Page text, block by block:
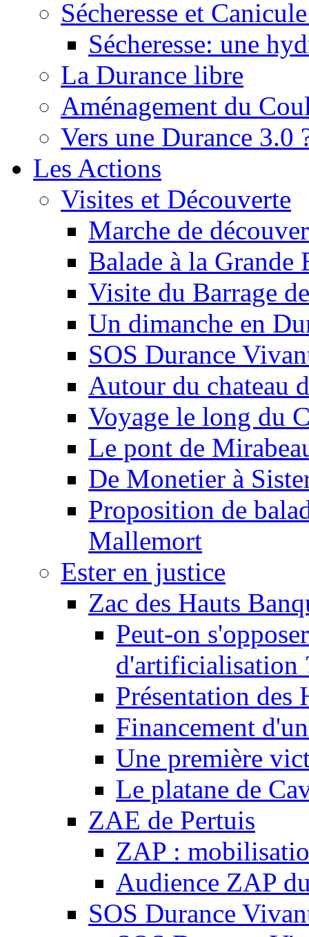
Sécheresse et
Sécheresse: une
La Durance libre
Aménagement du
Vers une Durance 3.0
Les Actions
Visites et Découverte
Marche de
Balade à la Grande
Visite du Barrage
Un dimanche en
SOS Durance
Autour du chateau
Voyage le long du
Le pont de
De Monetier à
Proposition de
Mallemort
Ester en justice
Zac des Hauts
Peut-on
d'artificialisation
Présentation des
Financement
Une première
Le platane de
ZAE de Pertuis
ZAP :
Audience ZAP
SOS Durance